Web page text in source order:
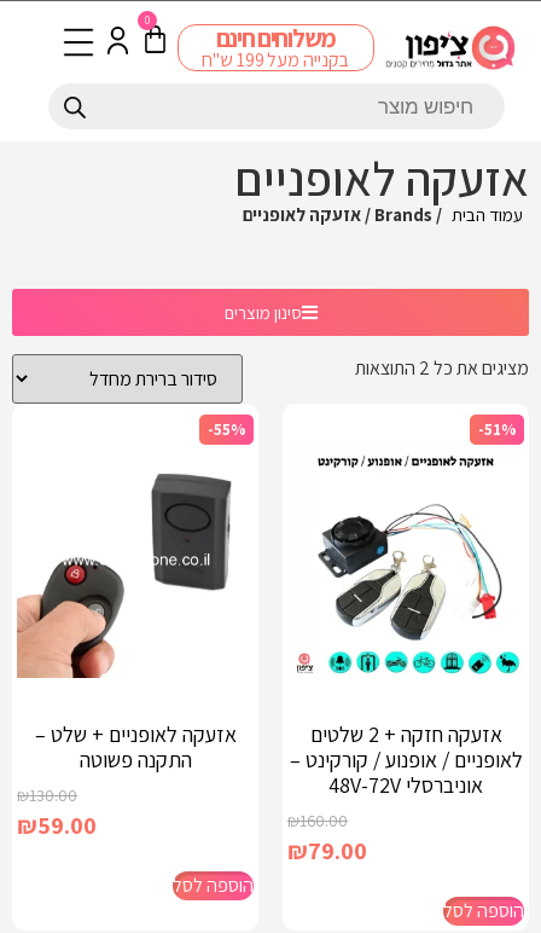
משלוחים חינם
בקנייה מעל 199 ש"ח
0
אזעקה לאופניים
עמוד הבית / Brands / אזעקה לאופניים
סינון מוצרים
מציגים את כל ⁦2⁩ התוצאות
-51%
אזעקה חזקה + 2 שלטים
לאופניים / אופנוע / קורקינט –
אוניברסלי 48V-72V
₪160.00
₪79.00
הוספה לסל
-55%
אזעקה לאופניים + שלט –
התקנה פשוטה
₪130.00
₪59.00
הוספה לסל